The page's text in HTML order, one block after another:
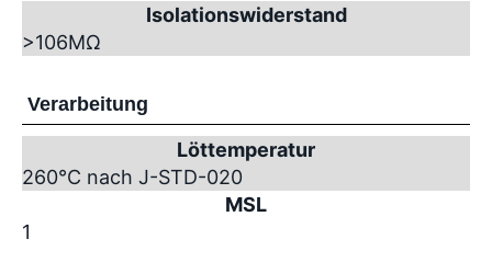
Isolationswiderstand
>106MΩ
Verarbeitung
Löttemperatur
260°C nach J-STD-020
MSL
1